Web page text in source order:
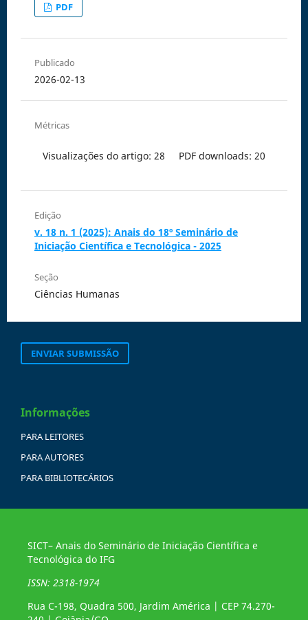
PDF
Publicado
2026-02-13
Métricas
Visualizações do artigo: 28 PDF downloads: 20
Edição
v. 18 n. 1 (2025): Anais do 18º Seminário de
Iniciação Científica e Tecnológica - 2025
Seção
Ciências Humanas
ENVIAR SUBMISSÃO
Informações
PARA LEITORES
PARA AUTORES
PARA BIBLIOTECÁRIOS
SICT– Anais do Seminário de Iniciação Científica e
Tecnológica do IFG
ISSN: 2318-1974
Rua C-198, Quadra 500, Jardim América | CEP 74.270-